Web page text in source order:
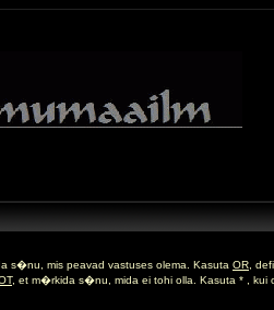
s�nu, mis peavad vastuses olema. Kasuta OR ,
, et m�rkida s�nu, mida ei tohi olla. Kasuta * , kui